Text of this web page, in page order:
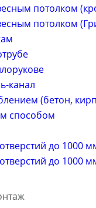
потолком
потолком
канал
(бетон,
способом
до 1000
до 1000